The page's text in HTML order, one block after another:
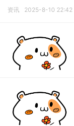
资讯 2025-8-10 22:42